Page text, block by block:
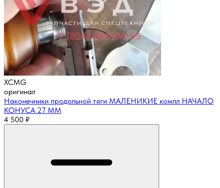
XCMG
оригинал
Наконечники продольной тяги МАЛЕНИКИЕ компл НАЧАЛО
КОНУСА 27 ММ
4 500 ₽